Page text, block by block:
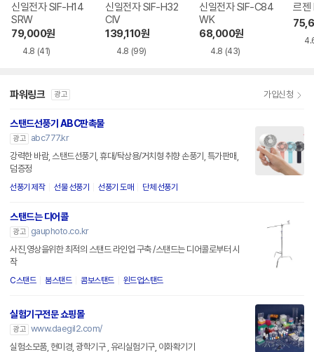
신일전자 SIF-H14
SRW
79,000원
4.8 (41)
신일전자 SIF-H32
CIV
139,110원
4.8 (99)
신일전자 SIF-C84
WK
68,000원
4.8 (43)
르젠
파워링크 광고 가입신청
스탠드선풍기 ABC판촉물
광고
abc777.kr
강력한 바람, 스탠드선풍기, 휴대/탁상용/거치형 취향 손풍기, 특가판매,
덤증정
선풍기 제작 선물 선풍기 선풍기 도매 단체 선풍기
스탠드는 디어콜
광고
gauphoto.co.kr
사진,영상을위한 최적의 스탠드 라인업 구축 /스탠드는 디어콜로부터 시
작
C스탠드 붐스탠드 콤보스탠드 윈드업스탠드
실험기구전문 쇼핑몰
광고 www.daegil2.com/
실험소모품, 현미경, 광학기구 , 유리실험기구, 이화확기기